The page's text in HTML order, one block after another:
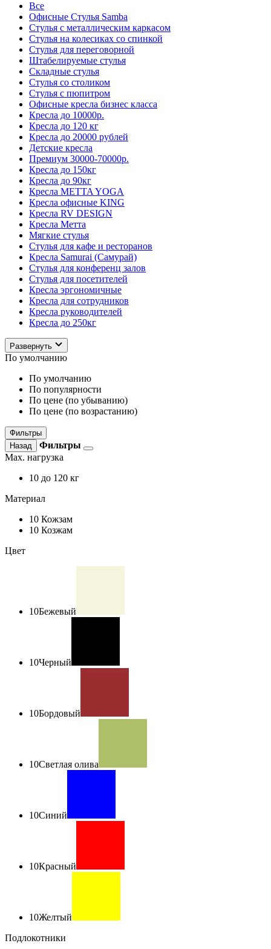
Все
Офисные Стулья Samba
Стулья с металлическим каркасом
Стулья на колесиках со спинкой
Стулья для переговорной
Штабелируемые стулья
Складные стулья
Стулья со столиком
Стулья с пюпитром
Офисные кресла бизнес класса
Кресла до 10000р.
Кресла до 120 кг
Кресла до 20000 рублей
Детские кресла
Премиум 30000-70000р.
Кресла до 150кг
Кресла до 90кг
Кресла METTA YOGA
Кресла офисные KING
Кресла RV DESIGN
Кресла Метта
Мягкие стулья
Стулья для кафе и ресторанов
Кресла Samurai (Самурай)
Стулья для конференц залов
Стулья для посетителей
Кресла эргономичные
Кресла для сотрудников
Кресла руководителей
Кресла до 250кг
Развернуть
По умолчанию
По умолчанию
По популярности
По цене (по убыванию)
По цене (по возрастанию)
Фильтры
Назад
Фильтры
Max. нагрузка
10 до 120 кг
Материал
10 Кожзам
10 Козжам
Цвет
10Бежевый
10Черный
10Бордовый
10Светлая олива
10Синий
10Красный
10Желтый
Подлокотники